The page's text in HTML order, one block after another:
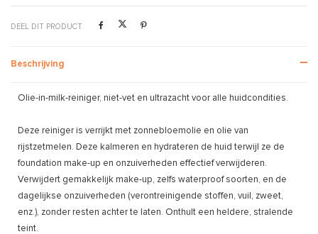
DEEL DIT PRODUCT
Beschrijving
Olie-in-milk-reiniger, niet-vet en ultrazacht voor alle huidcondities.
Deze reiniger is verrijkt met zonnebloemolie en olie van
rijstzetmelen. Deze kalmeren en hydrateren de huid terwijl ze de
foundation make-up en onzuiverheden effectief verwijderen.
Verwijdert gemakkelijk make-up, zelfs waterproof soorten, en de
dagelijkse onzuiverheden (verontreinigende stoffen, vuil, zweet,
enz.), zonder resten achter te laten. Onthult een heldere, stralende
teint.